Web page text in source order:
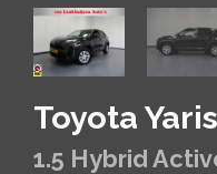
Toyota
1.5 Hybrid